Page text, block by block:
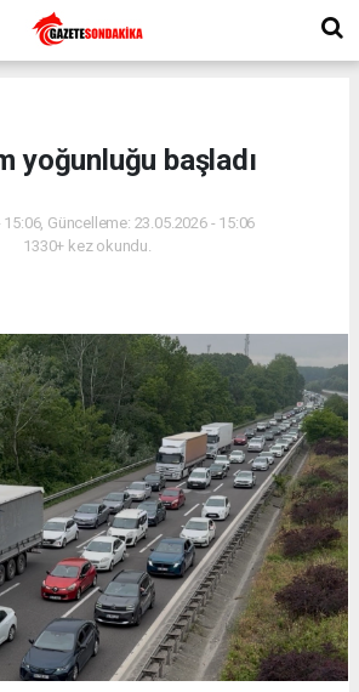
yoğunluğu başladı
15:06, Güncelleme: 23.05.2026 - 15:06
1330+ kez okundu.